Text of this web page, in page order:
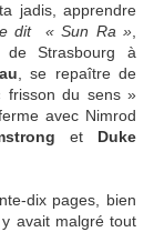
jadis, apprendre
dit « Sun Ra »
de Strasbourg à
, se repaître de
frisson du sens »
avec Nimrod
et Duke
dix pages, bien
avait malgré tout